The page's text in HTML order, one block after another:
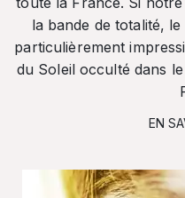
la bande de totalité,
particulièrement
du Soleil occulté dans
EN